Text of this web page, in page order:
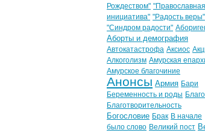
Рождеством" "Православная
инициатива" "Радость веры"
"Синдром радости"
Аборты и демография
Автокатастрофа Аксиос
Алкоголизм Амурская
Амурское благочиние
Анонсы Армия Бари
Беременность и роды
Благотворительность
Богословие Брак В начале
было слово Великий пост